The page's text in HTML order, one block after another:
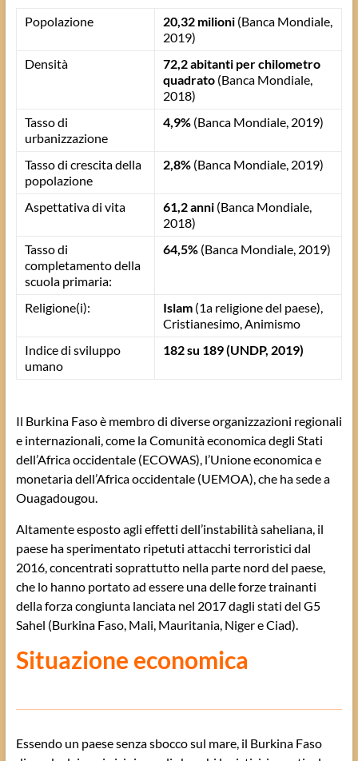
Popolazione 20,32 milioni(Banca Mondiale,
2019)
Densità
72,2 abitanti per chilometro
quadrato (Banca Mondiale,
2018)
Tasso di
urbanizzazione
4,9%(Banca Mondiale, 2019)
Tasso di crescita della
popolazione
2,8% (Banca Mondiale, 2019)
Aspettativa di vita 61,2 anni(Banca Mondiale,
2018)
Tasso di
completamento della
scuola primaria:
64,5% (Banca Mondiale, 2019)
Religione(i): Islam (1a religione del paese),
Cristianesimo, Animismo
Indice di sviluppo
umano
182 su 189(UNDP, 2019)
Il Burkina Faso è membro di diverse organizzazioni regionali
e internazionali, come la Comunità economica degli Stati
dell’Africa occidentale (ECOWAS), l’Unione economica e
monetaria dell’Africa occidentale (UEMOA), che ha sede a
Ouagadougou.
Altamente esposto agli effetti dell’instabilità saheliana, il
paese ha sperimentato ripetuti attacchi terroristici dal
2016, concentrati soprattutto nella parte nord del paese,
che lo hanno portato ad essere una delle forze trainanti
della forza congiunta lanciata nel 2017 dagli stati del G5
Sahel (Burkina Faso, Mali, Mauritania, Niger e Ciad).
Situazione economica
Essendo un paese senza sbocco sul mare, il Burkina Faso